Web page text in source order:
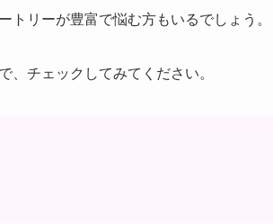
リーが豊富で悩む方もいるでしょう。
、チェックしてみてください。